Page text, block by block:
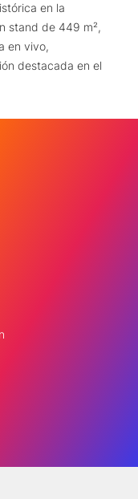
en la
stand de 449 m²,
en vivo,
destacada en el